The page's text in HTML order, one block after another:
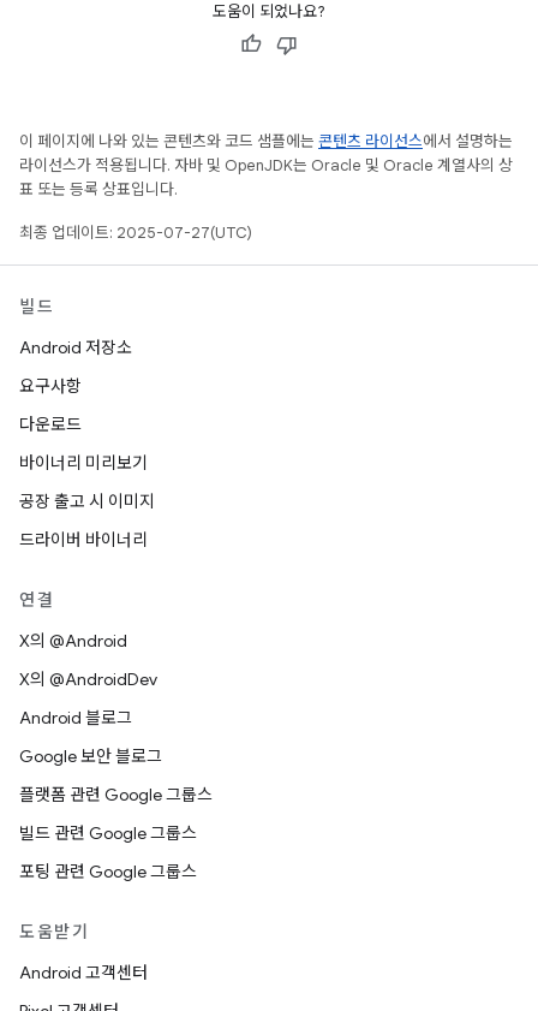
도움이 되었나요?
이 페이지에 나와 있는 콘텐츠와 코드 샘플에는 콘텐츠 라이선스에서 설명하는
라이선스가 적용됩니다. 자바 및 OpenJDK는 Oracle 및 Oracle 계열사의 상
표 또는 등록 상표입니다.
최종 업데이트: 2025-07-27(UTC)
빌드
Android 저장소
요구사항
다운로드
바이너리 미리보기
공장 출고 시 이미지
드라이버 바이너리
연결
X의 @Android
X의 @AndroidDev
Android 블로그
Google 보안 블로그
플랫폼 관련 Google 그룹스
빌드 관련 Google 그룹스
포팅 관련 Google 그룹스
도움받기
Android 고객센터